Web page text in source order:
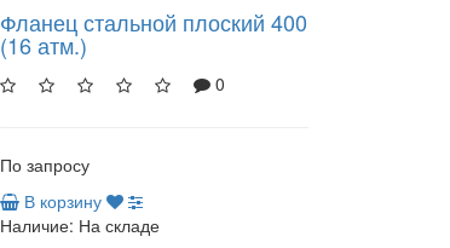
Фланец стальной плоский 400
(16 атм.)
0
По запросу
В корзину
Наличие: На складе